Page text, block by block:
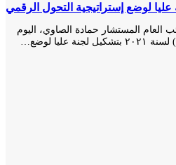
لوضع إستراتيجية التحول الرقمي
المستشار حمادة الصاوي، اليوم